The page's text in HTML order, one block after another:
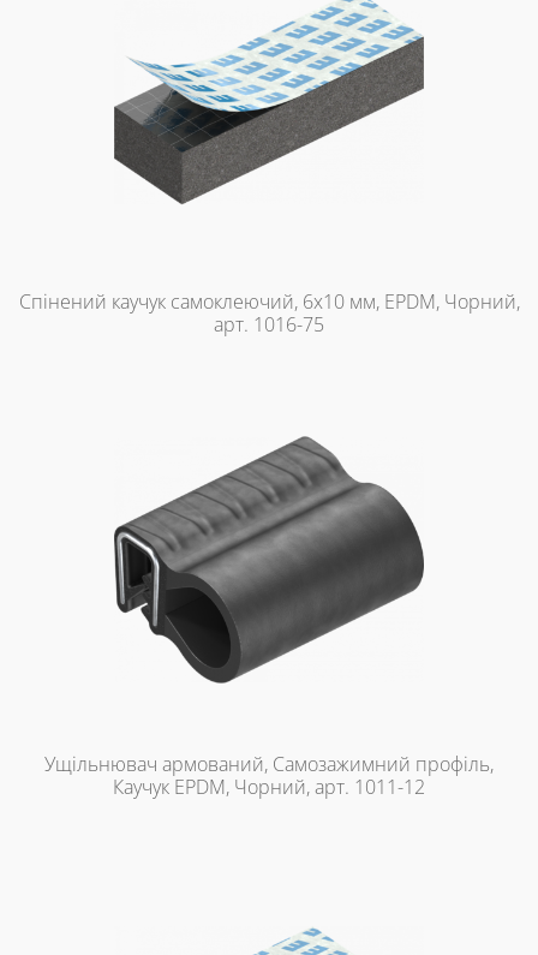
Спінений каучук самоклеючий, 6х10 мм, EPDM, Чорний,
арт. 1016-75
Ущільнювач армований, Самозажимний профіль,
Каучук EPDM, Чорний, арт. 1011-12